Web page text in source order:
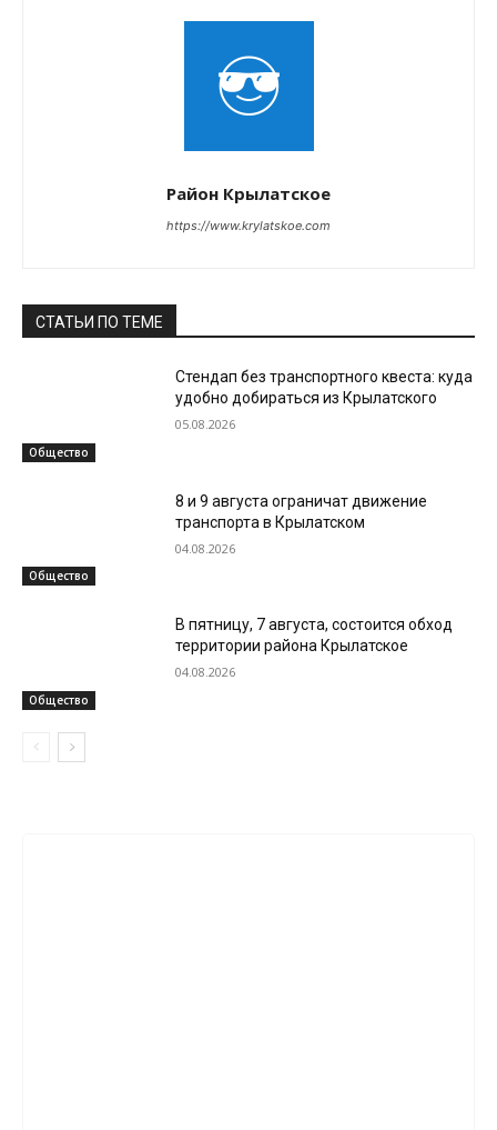
Район Крылатское
https://www.krylatskoe.com
СТАТЬИ ПО ТЕМЕ
Общество
Стендап без транспортного квеста: куда
удобно добираться из Крылатского
05.08.2026
Общество
8 и 9 августа ограничат движение
транспорта в Крылатском
04.08.2026
Общество
В пятницу, 7 августа, состоится обход
территории района Крылатское
04.08.2026